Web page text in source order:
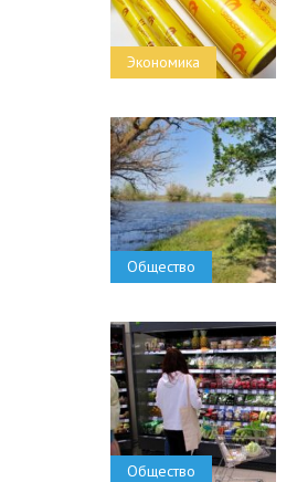
Экономика
Общество
Общество